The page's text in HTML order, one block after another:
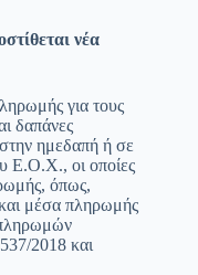
νέα
για τους
δαπάνες
ημεδαπή ή σε
Ε.Ο.Χ., οι οποίες
όπως,
και μέσα πληρωμής
2018 και